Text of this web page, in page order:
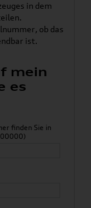
in dem
ob das
ist.
mein
es
finden Sie in